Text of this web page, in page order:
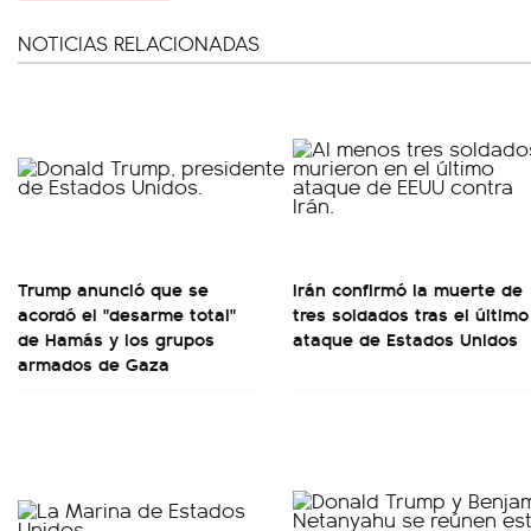
NOTICIAS RELACIONADAS
Trump anunció que se
acordó el "desarme total"
de Hamás y los grupos
armados de Gaza
Irán confirmó la muerte de
tres soldados tras el último
ataque de Estados Unidos